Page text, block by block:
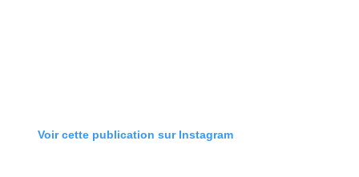
Voir cette publication sur Instagram